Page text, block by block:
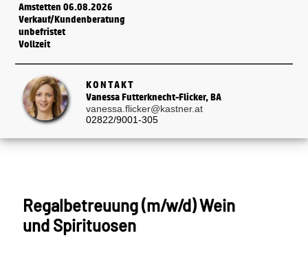
Amstetten 06.08.2026
Verkauf/Kundenberatung
unbefristet
Vollzeit
KONTAKT
Vanessa Futterknecht-Flicker, BA
vanessa.flicker@kastner.at
02822/9001-305
Regalbetreuung (m/w/d) Wein
und Spirituosen